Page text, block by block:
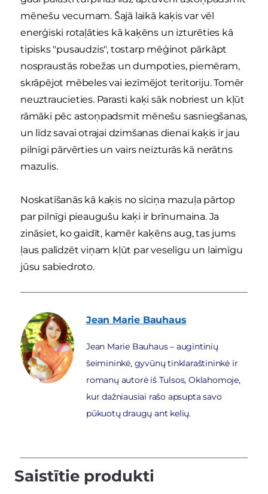
mēnešu vecumam. Šajā laikā kaķis var vēl
enerģiski rotaļāties kā kaķēns un izturēties kā
tipisks "pusaudzis", tostarp mēģinot pārkāpt
nospraustās robežas un dumpoties, piemēram,
skrāpējot mēbeles vai iezīmējot teritoriju. Tomēr
neuztraucieties. Parasti kaķi sāk nobriest un kļūt
rāmāki pēc astoņpadsmit mēnešu sasniegšanas,
un līdz savai otrajai dzimšanas dienai kaķis ir jau
pilnīgi pārvērties un vairs neizturās kā nerātns
mazulis.
Noskatīšanās kā kaķis no sīciņa mazuļa pārtop
par pilnīgi pieaugušu kaķi ir brīnumaina. Ja
zināsiet, ko gaidīt, kamēr kaķēns aug, tas jums
ļaus palīdzēt viņam kļūt par veselīgu un laimīgu
jūsu sabiedroto.
Jean Marie Bauhaus
Jean Marie Bauhaus – augintinių
šeimininkė, gyvūnų tinklaraštininkė ir
romanų autorė iš Tulsos, Oklahomoje,
kur dažniausiai rašo apsupta savo
pūkuotų draugų ant kelių.
Saistītie produkti